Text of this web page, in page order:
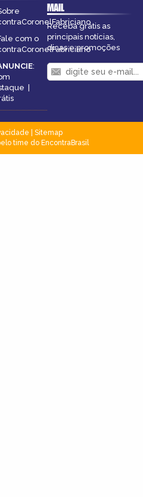
com o
:
|
MAIL
Receba grátis as
principais notícias,
dicas e promoções
Sitemap
time do EncontraBrasil